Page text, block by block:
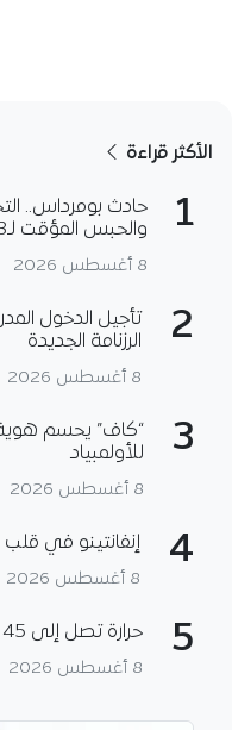
الأكثر قراءة
1
حادث بومرداس..
والحبس المؤقت لـ3 متهمين
8 أغسطس 2026
2
الرزنامة الجديدة
8 أغسطس 2026
3
“كاف” يحسم
للأولمبياد
8 أغسطس 2026
4 إنفانتينو في
8 أغسطس 2026
5 حرارة تصل إلى 45 درجة.. تحذير من موجة حر
8 أغسطس 2026